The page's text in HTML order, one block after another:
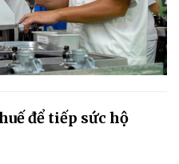
để tiếp sức hộ